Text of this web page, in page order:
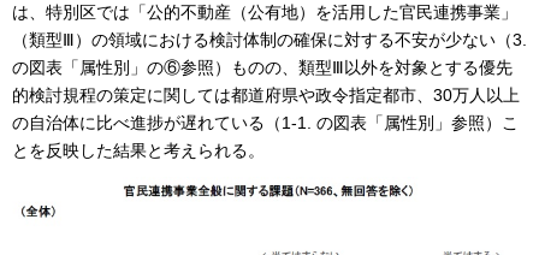
は、特別区では「公的不動産（公有地）を活用した官民連携事業」
（類型Ⅲ）の領域における検討体制の確保に対する不安が少ない（3.
の図表「属性別」の⑥参照）ものの、類型Ⅲ以外を対象とする優先
的検討規程の策定に関しては都道府県や政令指定都市、30万人以上
の自治体に比べ進捗が遅れている（1-1. の図表「属性別」参照）こ
とを反映した結果と考えられる。